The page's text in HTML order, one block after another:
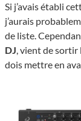
Si j’avais établi
j’aurais
de liste.
DJ, vient de
dois mettre en